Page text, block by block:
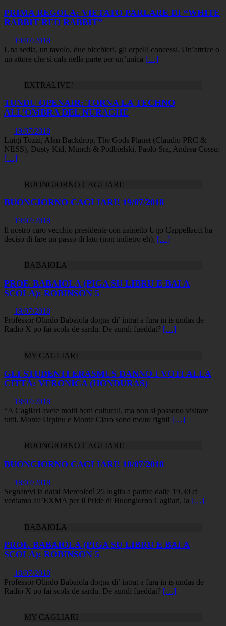
PRIMA REGOLA: VIETATO PARLARE DI “WHITE
RABBIT RED RABBIT”
19/07/2018
Una sedia, un tavolo, due bicchieri, gli orpelli concessi. Un’attrice o
un attore che si cala nella parte per un’unica […]
EXTRALIVE!
TUNDU OPENAIR: TORNA LA TECHNO
ALL’OMBRA DEL NURAGHE
19/07/2018
Luigi Tozzi, Alan Backdrop, The Gods Planet (Claudio PRC &
NESS), Dusty Kid, Munch & Podbielski, Paolo Sra, Andrea Cossu:
[…]
BUONGIORNO CAGLIARI!
BUONGIORNO CAGLIARI! 19/07/2018
19/07/2018
Il nostro caro vecchio presidente con zainetto Ugo Cappellacci ha
deciso di fare un passo di lato (non indietro eh), […]
BABAIOLA
PROF. BABAIOLA (PIGA SU LIBRU E BAI A
SCOLA): ROBINSON 5
19/07/2018
Professor Olindo Babaiola dogna di’ ìntrat a fura in is undas de
Radio X po fai scola de sardu. De aundi fueddat? […]
MY CAGLIARI
GLI STUDENTI ERASMUS DANNO I VOTI ALLA
CITTÀ: VERONICA (HONDURAS)
18/07/2018
“A Cagliari avete molti beni culturali, ma non si possono visitare
tutti. Monte Urpinu e Monte Claro sono molto fighi! […]
BUONGIORNO CAGLIARI!
BUONGIORNO CAGLIARI! 18/07/2018
18/07/2018
Segnatevi la data! Mercoledì 25 luglio a partire dalle 19.30 ci
vediamo all’EXMA per il Pride di Buongiorno Cagliari, la […]
BABAIOLA
PROF. BABAIOLA (PIGA SU LIBRU E BAI A
SCOLA): ROBINSON 5
18/07/2018
Professor Olindo Babaiola dogna di’ ìntrat a fura in is undas de
Radio X po fai scola de sardu. De aundi fueddat? […]
MY CAGLIARI